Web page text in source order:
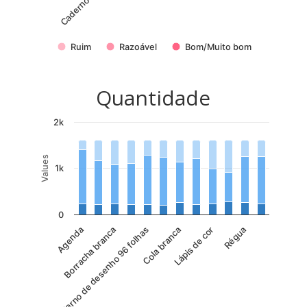
Ruim Razoável Bom/Muito bom
Quantidade
Values
Agenda
Borracha branca
Caderno de desenho 96 folhasCola brancaLápis de cor Régua
0
1k
2k